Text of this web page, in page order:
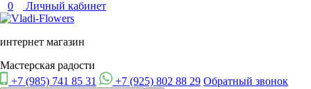
0 Личный кабинет
интернет магазин
Мастерская радости
+7 (985) 741 85 31
+7 (925) 802 88 29 Обратный звонок